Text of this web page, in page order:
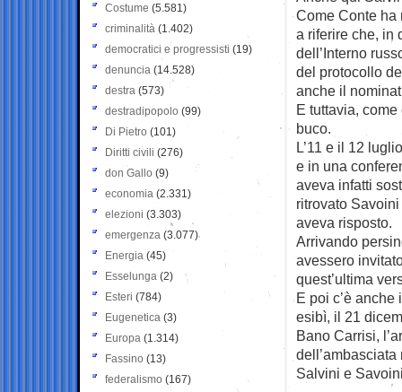
Come Conte ha
a riferire che, in
dell’Interno
del protocollo
anche il
E tuttavia,
buco.
L’11 e il 12
e in una
aveva infatti
ritrovato
aveva risposto.
Arrivando
avessero
quest’ultima
E poi c’è
esibì, il 21
Bano Carrisi,
Salvini e
Costume (5.581)
criminalità (1.402)
democratici e progressisti (19)
denuncia (14.528)
destra (573)
destradipopolo (99)
Di Pietro (101)
Diritti civili (276)
don Gallo (9)
economia (2.331)
elezioni (3.303)
emergenza (3.077)
Energia (45)
Esselunga (2)
Esteri (784)
Eugenetica (3)
Europa (1.314)
Fassino (13)
federalismo (167)